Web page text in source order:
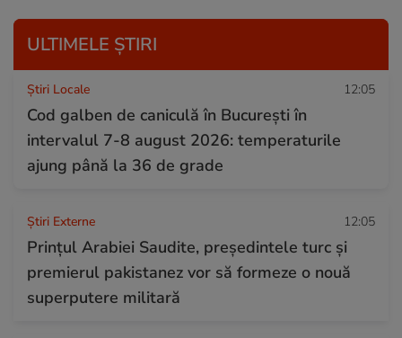
ULTIMELE ȘTIRI
Știri Locale 12:05
Cod galben de caniculă în București în
intervalul 7-8 august 2026: temperaturile
ajung până la 36 de grade
Știri Externe 12:05
Prințul Arabiei Saudite, președintele turc și
premierul pakistanez vor să formeze o nouă
superputere militară